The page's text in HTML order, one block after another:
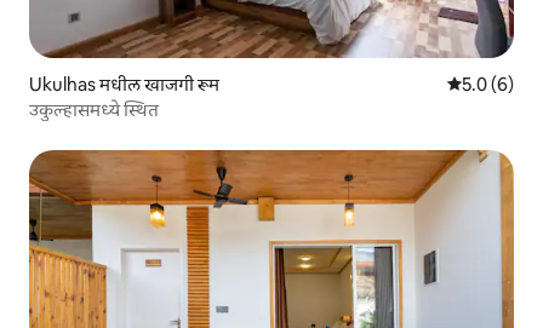
Ukulhas मधील खाजगी रूम 5 पैकी 5.0
5.0 (6)
उकुल्हासमध्ये स्थित